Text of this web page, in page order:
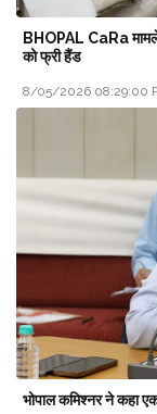
BHOPAL CaRa मामले
को फ्री हैंड
8/05/2026 08:29:00
भोपाल कमिश्नर ने कहा